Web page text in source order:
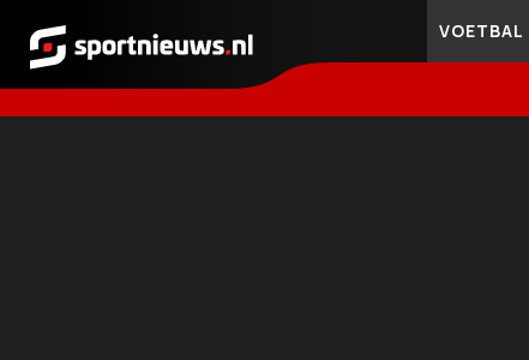
Sportnieuws.nl
VOETBAL